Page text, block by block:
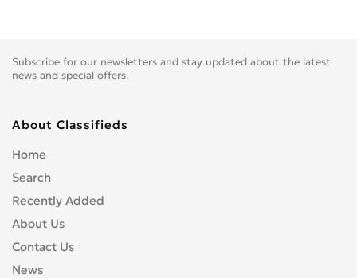
Subscribe for our newsletters and stay updated about the latest
news and special offers.
About Classifieds
Home
Search
Recently Added
About Us
Contact Us
News